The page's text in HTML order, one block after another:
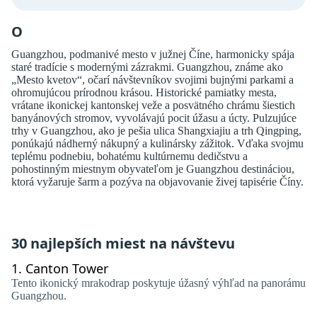
O
Guangzhou, podmanivé mesto v južnej Číne, harmonicky spája
staré tradície s modernými zázrakmi. Guangzhou, známe ako
„Mesto kvetov“, očarí návštevníkov svojimi bujnými parkami a
ohromujúcou prírodnou krásou. Historické pamiatky mesta,
vrátane ikonickej kantonskej veže a posvätného chrámu šiestich
banyánových stromov, vyvolávajú pocit úžasu a úcty. Pulzujúce
trhy v Guangzhou, ako je pešia ulica Shangxiajiu a trh Qingping,
ponúkajú nádherný nákupný a kulinársky zážitok. Vďaka svojmu
teplému podnebiu, bohatému kultúrnemu dedičstvu a
pohostinným miestnym obyvateľom je Guangzhou destináciou,
ktorá vyžaruje šarm a pozýva na objavovanie živej tapisérie Číny.
30 najlepších miest na návštevu
1. Canton Tower
Tento ikonický mrakodrap poskytuje úžasný výhľad na panorámu
Guangzhou.